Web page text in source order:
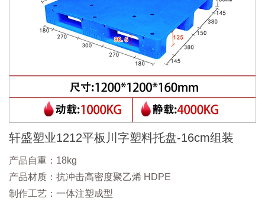
轩盛塑业1212平板川字塑料托盘-16cm组装
产品自重：18kg
产品材质：抗冲击高密度聚乙烯 HDPE
制作工艺：一体注塑成型